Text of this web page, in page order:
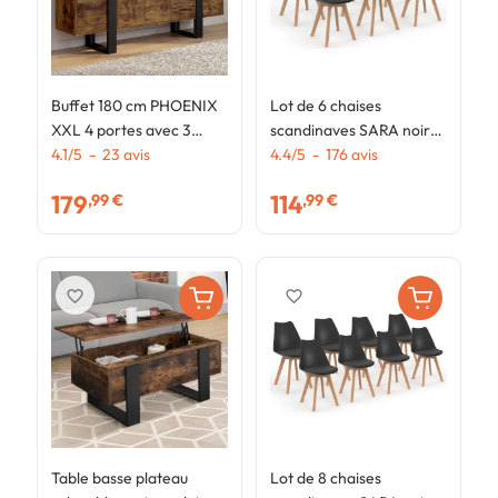
Buffet 180 cm PHOENIX
XXL 4 portes avec 3
tiroirs bois effet vieilli et
4.1/5 - 23 avis
179,99 €
Table basse plateau
favorite_border
Lot de 6 chaises
scandinaves SARA noires
pour salle à manger
4.4/5 - 176avis
114,99 €
Lot de 8 chaises
favorite_border